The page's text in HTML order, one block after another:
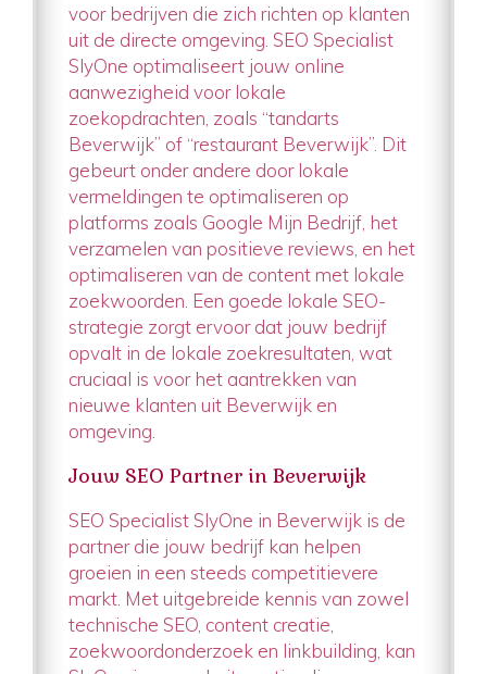
voor bedrijven die zich richten op klanten
uit de directe omgeving. SEO Specialist
SlyOne optimaliseert jouw online
aanwezigheid voor lokale
zoekopdrachten, zoals “tandarts
Beverwijk” of “restaurant Beverwijk”. Dit
gebeurt onder andere door lokale
vermeldingen te optimaliseren op
platforms zoals Google Mijn Bedrijf, het
verzamelen van positieve reviews, en het
optimaliseren van de content met lokale
zoekwoorden. Een goede lokale SEO-
strategie zorgt ervoor dat jouw bedrijf
opvalt in de lokale zoekresultaten, wat
cruciaal is voor het aantrekken van
nieuwe klanten uit Beverwijk en
omgeving.
Jouw SEO Partner in Beverwijk
SEO Specialist SlyOne in Beverwijk is de
partner die jouw bedrijf kan helpen
groeien in een steeds competitievere
markt. Met uitgebreide kennis van zowel
technische SEO, content creatie,
zoekwoordonderzoek en linkbuilding, kan